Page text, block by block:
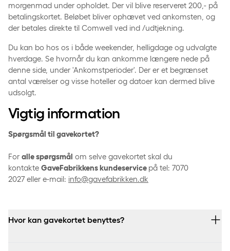
morgenmad under opholdet. Der vil blive reserveret 200,- på
betalingskortet. Beløbet bliver ophævet ved ankomsten, og
der betales direkte til Comwell ved ind /udtjekning.
Du kan bo hos os i både weekender, helligdage og udvalgte
hverdage. Se hvornår du kan ankomme længere nede på
denne side, under 'Ankomstperioder'. Der er et begrænset
antal værelser og visse hoteller og datoer kan dermed blive
udsolgt.
Vigtig information
Spørgsmål til gavekortet?
For alle spørgsmål om selve gavekortet skal du
kontakte GaveFabrikkens kundeservice på tel: 7070
2027 eller e-mail: info@gavefabrikken.dk
Hvor kan gavekortet benyttes?